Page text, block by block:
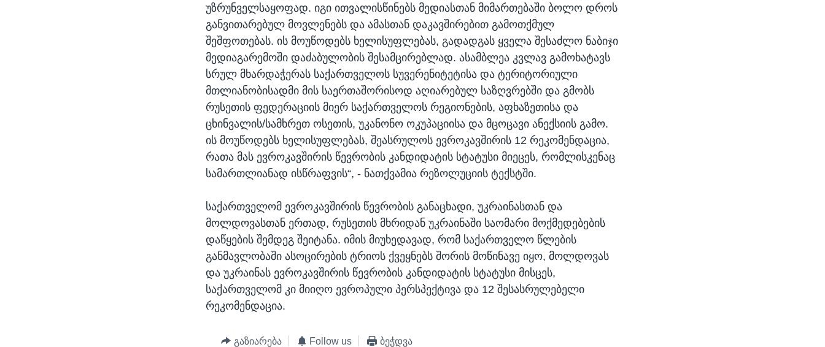
უზრუნველსაყოფად. იგი ითვალისწინებს მედიასთან მიმართებაში ბოლო დროს
განვითარებულ მოვლენებს და ამასთან დაკავშირებით გამოთქმულ
შეშფოთებას. ის მოუწოდებს ხელისუფლებას, გადადგას ყველა შესაძლო ნაბიჯი
მედიაგარემოში დაძაბულობის შესამცირებლად. ასამბლეა კვლავ გამოხატავს
სრულ მხარდაჭერას საქართველოს სუვერენიტეტისა და ტერიტორიული
მთლიანობისადმი მის საერთაშორისოდ აღიარებულ საზღვრებში და გმობს
რუსეთის ფედერაციის მიერ საქართველოს რეგიონების, აფხაზეთისა და
ცხინვალის/სამხრეთ ოსეთის, უკანონო ოკუპაციისა და მცოცავი ანექსიის გამო.
ის მოუწოდებს ხელისუფლებას, შეასრულოს ევროკავშირის 12 რეკომენდაცია,
რათა მას ევროკავშირის წევრობის კანდიდატის სტატუსი მიეცეს, რომლისკენაც
სამართლიანად ისწრაფვის“, - ნათქვამია რეზოლუციის ტექსტში.
საქართველომ ევროკავშირის წევრობის განაცხადი, უკრაინასთან და
მოლდოვასთან ერთად, რუსეთის მხრიდან უკრაინაში საომარი მოქმედებების
დაწყების შემდეგ შეიტანა. იმის მიუხედავად, რომ საქართველო წლების
განმავლობაში ასოცირების ტრიოს ქვეყნებს შორის მოწინავე იყო, მოლდოვას
და უკრაინას ევროკავშირის წევრობის კანდიდატის სტატუსი მისცეს,
საქართველომ კი მიიღო ევროპული პერსპექტივა და 12 შესასრულებელი
რეკომენდაცია.
გაზიარება Follow us ბეჭდვა